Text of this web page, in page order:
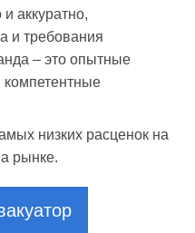
аккуратно,
и требования
– это опытные
компетентные
низких расценок на
рынке.